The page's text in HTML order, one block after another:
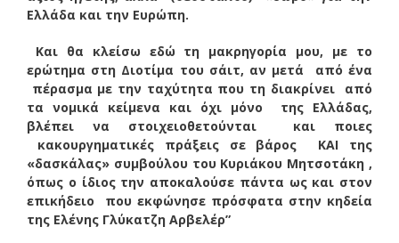
Ελλάδα και την Ευρώπη.
Και θα κλείσω εδώ τη μακρηγορία μου, με το
ερώτημα στη Διοτίμα του σάιτ, αν μετά από ένα
πέρασμα με την ταχύτητα που τη διακρίνει από
τα νομικά κείμενα και όχι μόνο της Ελλάδας,
βλέπει να στοιχειοθετούνται και ποιες
κακουργηματικές πράξεις σε βάρος ΚΑΙ της
«δασκάλας» συμβούλου του Κυριάκου Μητσοτάκη ,
όπως ο ίδιος την αποκαλούσε πάντα ως και στον
επικήδειο που εκφώνησε πρόσφατα στην κηδεία
της Ελένης Γλύκατζη Αρβελέρ”